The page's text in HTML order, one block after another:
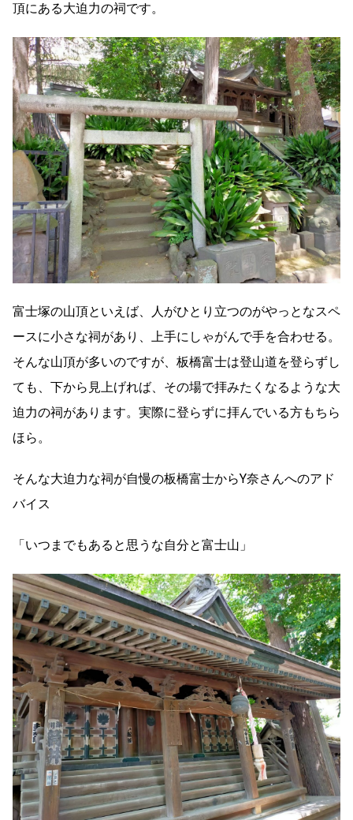
頂にある大迫力の祠です。
富士塚の山頂といえば、人がひとり立つのがやっとなスペ
ースに小さな祠があり、上手にしゃがんで手を合わせる。
そんな山頂が多いのですが、板橋富士は登山道を登らずし
ても、下から見上げれば、その場で拝みたくなるような大
迫力の祠があります。実際に登らずに拝んでいる方もちら
ほら。
そんな大迫力な祠が自慢の板橋富士からY奈さんへのアド
バイス
「いつまでもあると思うな自分と富士山」